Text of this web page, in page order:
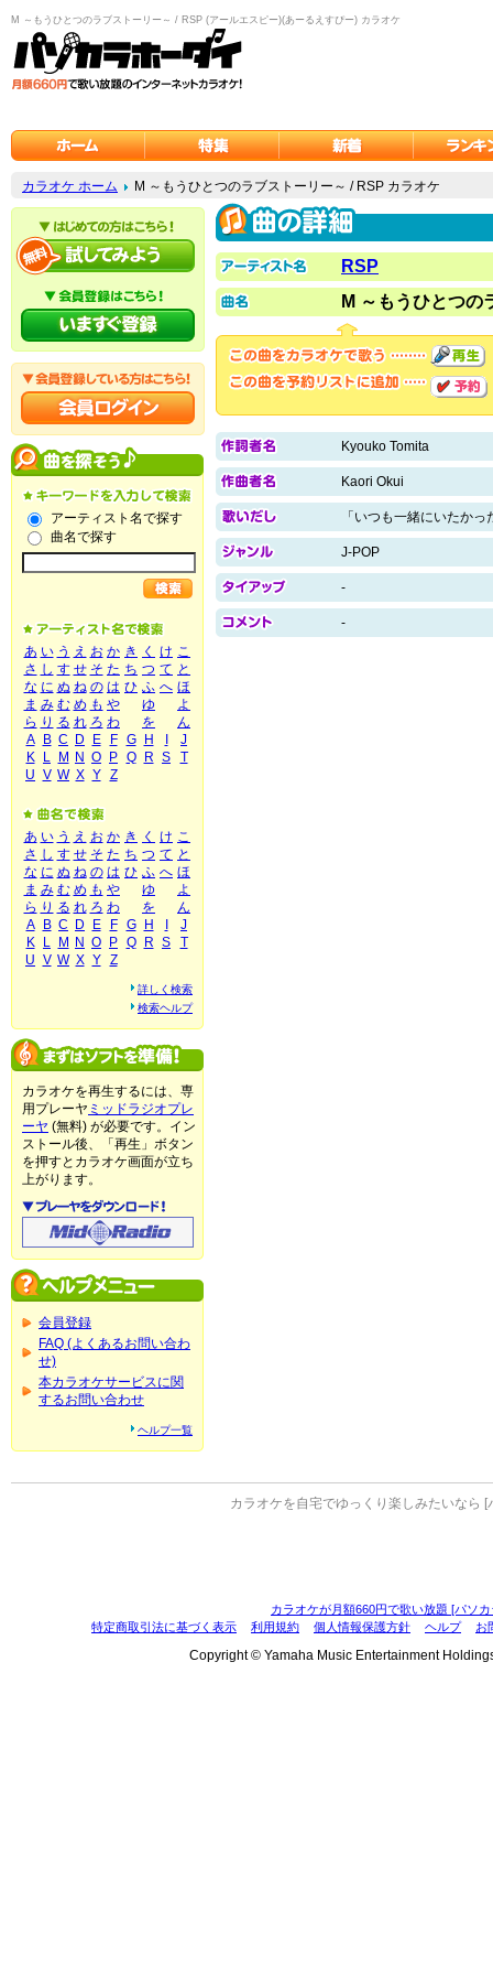
M ～もうひとつのラブストーリー～ / RSP (アールエスピー)(あーるえすぴー) カラオケ
カラオケ ホーム M ～もうひとつのラブストーリー～ / RSP カラオケ
アーティスト名で探す
曲名で探す
あ い う え お か き く け こ
さ し す せ そ た ち つ て と
な に ぬ ね の は ひ ふ へ ほ
ま み む め も や ゆ
よ
ら り る れ ろ わ を
ん
A
B C D E F G H
J
K
L M N O P Q R S
T
U V W X Y Z
あ い う え お か き く け こ
さ し す せ そ た ち つ て と
な に ぬ ね の は ひ ふ へ ほ
ま み む め も や ゆ
よ
ら り る れ ろ わ を
ん
A
B C D E F G H
J
K
L M N O P Q R S
T
U V W X Y Z
詳しく検索
検索ヘルプ
カラオケを再生するには、専
用プレーヤ ミッドラジオプレ
ーヤ (無料) が必要です。イン
ストール後、「再生」ボタン
を押すとカラオケ画面が立ち
上がります。
会員登録
FAQ (よくあるお問い合わ
せ)
本カラオケサービスに関
するお問い合わせ
ヘルプ一覧
RSP
M ～もうひとつの
Kyouko Tomita
Kaori Okui
「いつも一緒にいたか
J-POP
-
-
カラオケを自宅でゆっくり楽しみたいなら [
カラオケが月額660円で歌い放題 [パソ
特定商取引法に基づく表示
利用規約 個人情報保護方針 ヘルプ お
Copyright © Yamaha Music Entertainment